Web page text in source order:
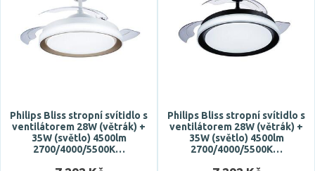
Philips Bliss stropní svítidlo s
ventilátorem 28W (větrák) +
35W (světlo) 4500lm
2700/4000/5500K…
Philips Bliss stropní svítidlo s
ventilátorem 28W (větrák) +
35W (světlo) 4500lm
2700/4000/5500K…